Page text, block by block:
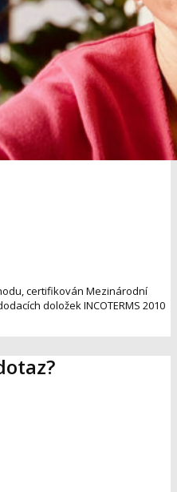
certifikován Mezinárodní
doložek INCOTERMS 2010